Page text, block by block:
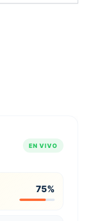
EN VIVO
75%